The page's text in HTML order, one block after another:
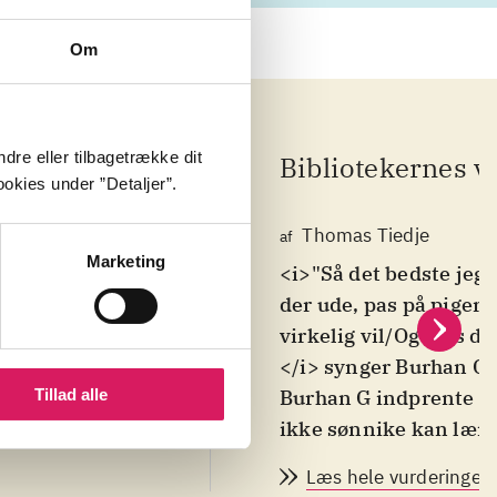
Om
eller tilbagetrække dit
under ”Detaljer”.
Marketing
Tillad alle
du gør
de
Her vil
og mon
som
Bibliotekernes
af Thomas Tiedje
<i>"Så det bedste jeg
der ude, pas på
virkelig vil/Og hvis
</i> synger Burhan
Burhan G indprente
ikke sønnike kan lære
som "Nathalia",
Læs hele vurderingen